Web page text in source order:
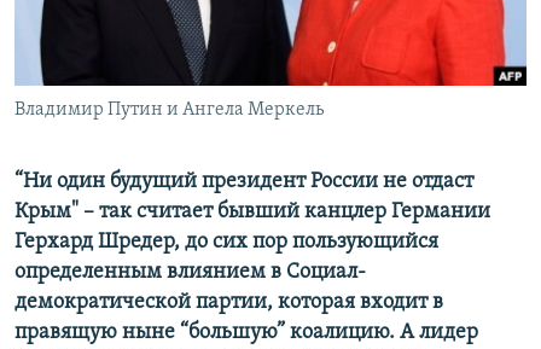
ПОБЕДИТЕЛЕЙ НЕ СУДЯТ?
КРЫМ.НЕПОКОРЕННЫЙ
ELIFBE
ПРИСОЕДИНЯЙТЕСЬ!
Все сайты RFE/RL
Владимир Путин и Ангела Меркель
“Ни один будущий президент России не отдаст
Крым" –​ так считает бывший канцлер Германии
Герхард Шредер, до сих пор пользующийся
определенным влиянием в Социал-
демократической партии, которая входит в
правящую ныне “большую” коалицию. А лидер